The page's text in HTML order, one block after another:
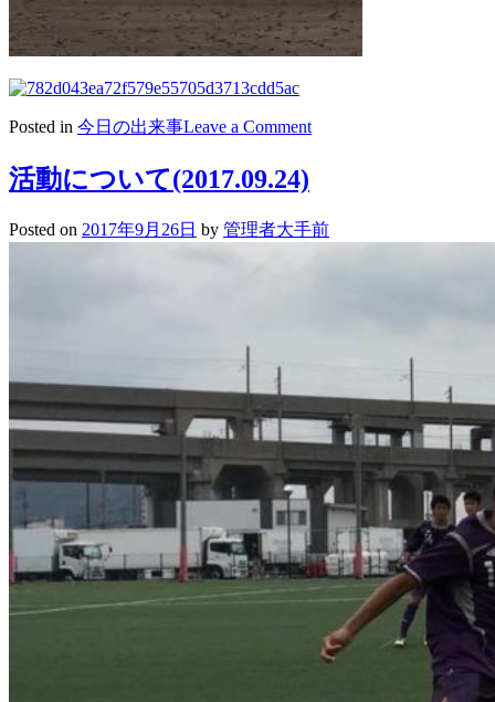
Posted in 今日の出来事Leave a Commenton
年
区
高
等
学
校
野
香
川
県
会
活動について(2017.09.24)
Posted on 2017年9月26日 by 管理者大手前